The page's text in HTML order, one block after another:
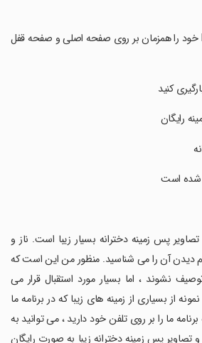
‏• می توانید تصویر زمینه HD خود را همزمان بر روی صفحه اصلی و صفحه قفل
کنید
رایگان
شده است
پس زمینه دخترانه بسیار زیبا است. ناز و
دیدن آن را می شناسید. منظور من این است که
نشوند ، اما بسیار مورد استقبال قرار می
از بسیاری از زمینه های زیبا که در برنامه ما
ما را بر روی تلفن خود دارید ، می توانید به
تصاویر پس زمینه دخترانه زیبا به صورت رایگان